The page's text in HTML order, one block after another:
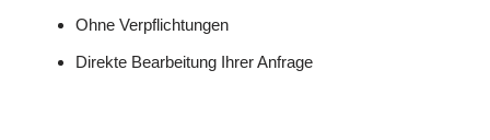
Ohne Verpflichtungen
Direkte Bearbeitung Ihrer Anfrage